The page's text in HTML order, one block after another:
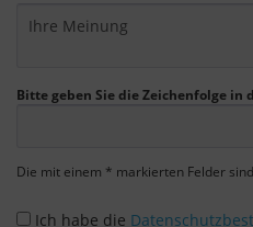
Bitte geben Sie die Zeichenfolge in
Die mit einem * markierten Felder
Ich habe die
"nur wesentliche Cookies
Einstellungen speichern"
essentiellen Cookies ist
Schaltfläche "Cookie-